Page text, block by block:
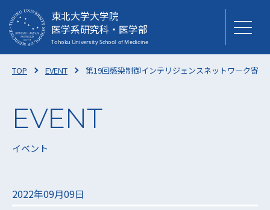
東北大学大学院
医学系研究科・医学部
TOP EVENT 第19回感染制御インテリジェンスネットワーク寄
イベント
2022年09月09日